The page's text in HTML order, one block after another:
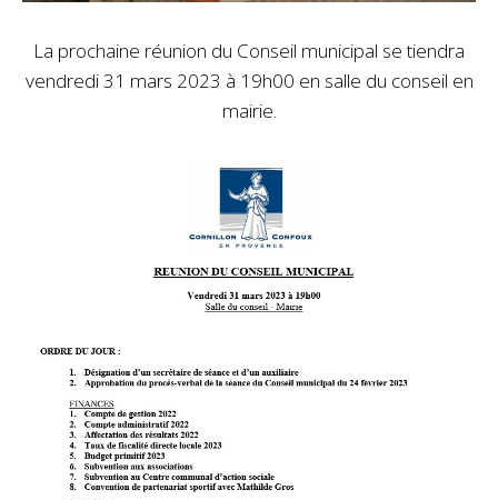
La prochaine réunion du Conseil municipal se tiendra
vendredi 31 mars 2023 à 19h00 en salle du conseil en
mairie.